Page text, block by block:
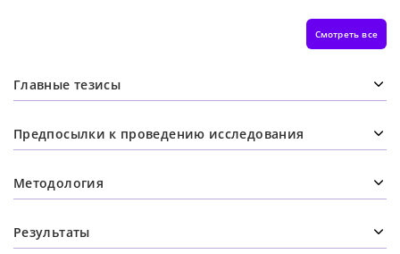
Смотреть все
Главные тезисы
Предпосылки к проведению исследования
Методология
Результаты